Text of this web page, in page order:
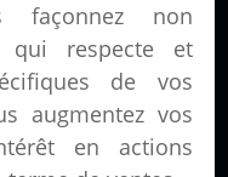
façonnez non
qui respecte et
de vos
augmentez vos
en actions